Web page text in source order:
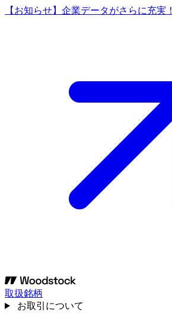
【お知らせ】企業データがさらに充実！
取扱銘柄
お取引について